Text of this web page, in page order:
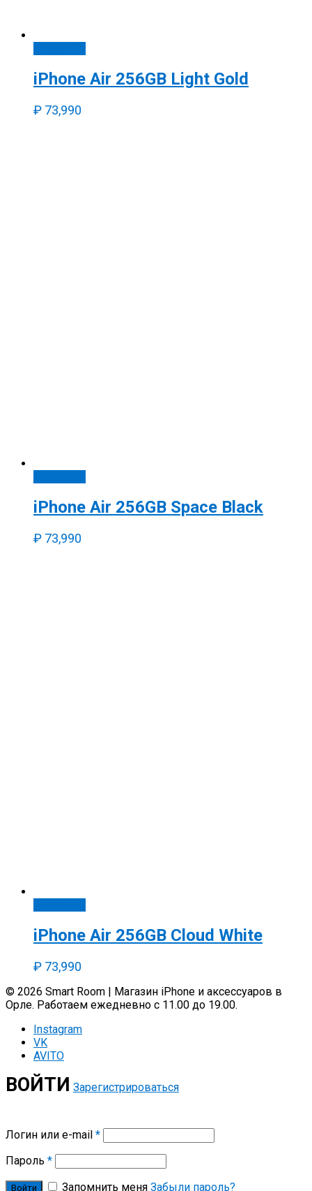
iPhone Air 256GB Light Gold
₽ 73,990
iPhone Air 256GB Space Black
₽ 73,990
iPhone Air 256GB Cloud White
₽ 73,990
© 2026 Smart Room | Магазин iPhone и аксессуаров в
Орле. Работаем ежедневно с 11.00 до 19.00.
Instagram
VK
AVITO
ВОЙТИ Зарегистрироваться
Логин или e-mail *
Пароль *
Запомнить меня Забыли пароль?